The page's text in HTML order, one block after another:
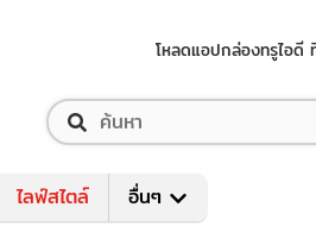
โหลดแอปกล่องทรูไอดี
ไลฟ์สไตล์ อื่นๆ